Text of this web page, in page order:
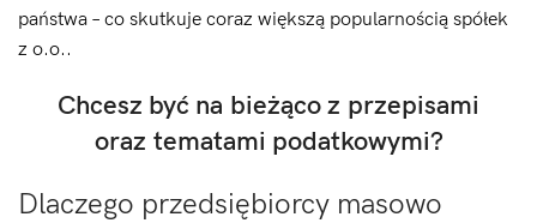
państwa – co skutkuje coraz większą popularnością spółek
z o.o..
Chcesz być na bieżąco z przepisami
oraz tematami podatkowymi?
Dlaczego przedsiębiorcy masowo